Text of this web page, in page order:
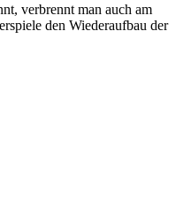
verbrennt man auch am
den Wiederaufbau der